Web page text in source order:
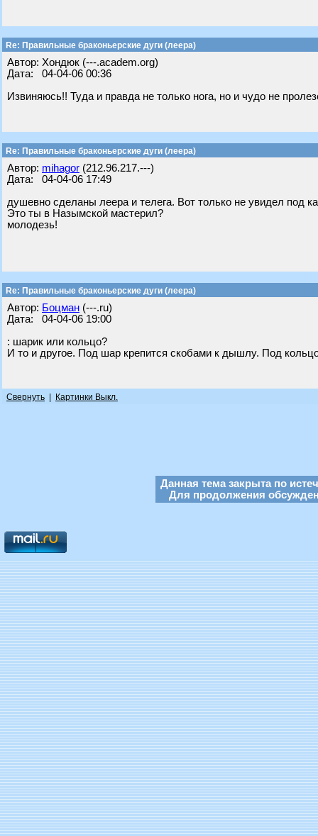
Re: Правильные браконьерские дуги (леера)
Автор: Хондюк (---.academ.org)
Дата: 04-04-06 00:36
Извиняюсь!! Туда и правда не только нога, но и чудо не
Re: Правильные браконьерские дуги (леера)
Автор: mihagor (212.96.217.---)
Дата: 04-04-06 17:49
душевно сделаны леера и телега. Вот только не увидел под
Это ты в Назымской мастерил?
молодезь!
Re: Правильные браконьерские дуги (леера)
Автор: Бoцман (---.ru)
Дата: 04-04-06 19:00
: шарик или кольцо?
И то и другое. Под шар крепится скобами к дышлу. Под
Свернуть Картинки Выкл.
Данная тема закрыта по
Для продолжения